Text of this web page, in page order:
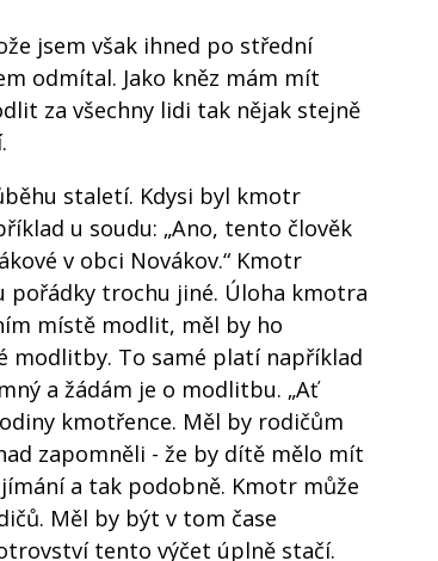
jsem však ihned po střední
odmítal. Jako kněz mám mít
za všechny lidi tak nějak stejně
staletí. Kdysi byl kmotr
u soudu: „Ano, tento člověk
v obci Novákov.“ Kmotr
pořádky trochu jiné. Úloha kmotra
místě modlit, měl by ho
modlitby. To samé platí například
a žádám je o modlitbu. „Ať
kmotřence. Měl by rodičům
zapomněli - že by dítě mělo mít
a tak podobně. Kmotr může
Měl by být v tom čase
tento výčet úplně stačí.